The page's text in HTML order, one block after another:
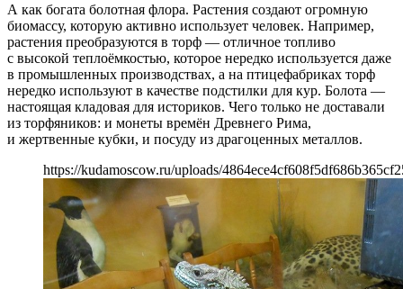
А как богата болотная флора. Растения создают огромную
биомассу, которую активно использует человек. Например,
растения преобразуются в торф — отличное топливо
с высокой теплоёмкостью, которое нередко используется даже
в промышленных производствах, а на птицефабриках торф
нередко используют в качестве подстилки для кур. Болота —
настоящая кладовая для историков. Чего только не доставали
из торфяников: и монеты времён Древнего Рима,
и жертвенные кубки, и посуду из драгоценных металлов.
https://kudamoscow.ru/uploads/